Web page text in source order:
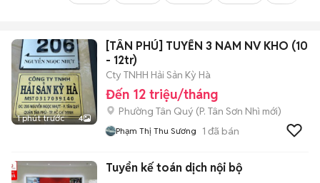
1 phút trước 4
[TÂN PHÚ] TUYỂN 3 NAM NV KHO (10
- 12tr)
Cty TNHH Hải Sản Kỳ Hà
Đến 12 triệu/tháng
Phường Tân Quý (P. Tân Sơn Nhì mới)
Phạm Thị Thu Sương 1 đã bán
Tuyển kế toán dịch nội bộ